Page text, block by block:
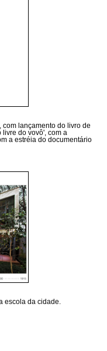
lançamento do livro de
do vovô', com a
a estréia do documentário
escola da cidade.